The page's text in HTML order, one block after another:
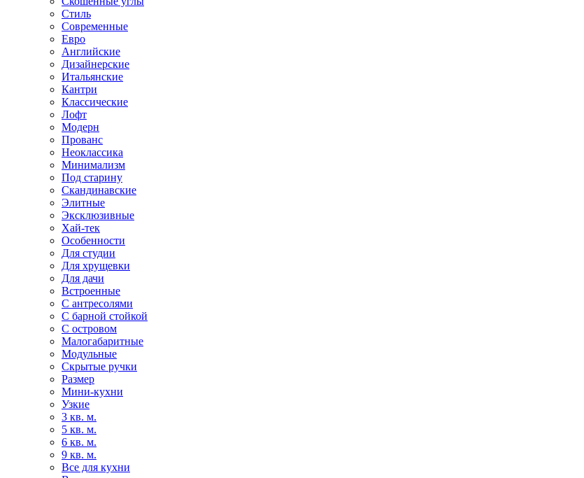
Стиль
Современные
Евро
Английские
Дизайнерские
Итальянские
Кантри
Классические
Лофт
Модерн
Прованс
Неоклассика
Минимализм
Под старину
Скандинавские
Элитные
Эксклюзивные
Хай-тек
Особенности
Для студии
Для хрущевки
Для дачи
Встроенные
С антресолями
С барной стойкой
С островом
Малогабаритные
Модульные
Скрытые ручки
Размер
Мини-кухни
Узкие
3 кв. м.
5 кв. м.
6 кв. м.
9 кв. м.
Все для кухни